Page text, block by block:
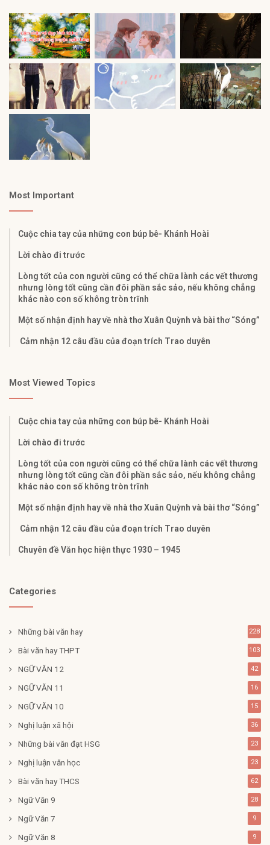
Most Important
Cuộc chia tay của những con búp bê- Khánh Hoài
Lời chào đi trước
Lòng tốt của con người cũng có thể chữa lành các vết thương
nhưng lòng tốt cũng cần đôi phần sắc sảo, nếu không chẳng
khác nào con số không tròn trĩnh
Một số nhận định hay về nhà thơ Xuân Quỳnh và bài thơ “Sóng”
Cảm nhận 12 câu đầu của đoạn trích Trao duyên
Most Viewed Topics
Cuộc chia tay của những con búp bê- Khánh Hoài
Lời chào đi trước
Lòng tốt của con người cũng có thể chữa lành các vết thương
nhưng lòng tốt cũng cần đôi phần sắc sảo, nếu không chẳng
khác nào con số không tròn trĩnh
Một số nhận định hay về nhà thơ Xuân Quỳnh và bài thơ “Sóng”
Cảm nhận 12 câu đầu của đoạn trích Trao duyên
Chuyên đề Văn học hiện thực 1930 – 1945
Categories
Những bài văn hay 228
Bài văn hay THPT 103
NGỮ VĂN 12 42
NGỮ VĂN 11 16
NGỮ VĂN 10 15
Nghị luận xã hội 36
Những bài văn đạt HSG 23
Nghị luận văn học 23
Bài văn hay THCS 62
Ngữ Văn 9 28
Ngữ Văn 7 9
Ngữ Văn 8 9